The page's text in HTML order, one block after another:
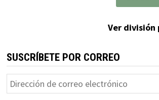
Ver división
SUSCRÍBETE POR CORREO
Dirección
de